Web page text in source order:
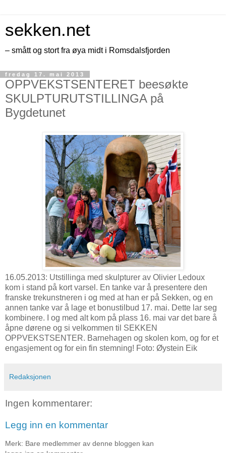
sekken.net
– smått og stort fra øya midt i Romsdalsfjorden
fredag 17. mai 2013
OPPVEKSTSENTERET beesøkte
SKULPTURUTSTILLINGA på
Bygdetunet
16.05.2013: Utstillinga med skulpturer av Olivier Ledoux
kom i stand på kort varsel. En tanke var å presentere den
franske trekunstneren i og med at han er på Sekken, og en
annen tanke var å lage et bonustilbud 17. mai. Dette lar seg
kombinere. I og med alt kom på plass 16. mai var det bare å
åpne dørene og si velkommen til SEKKEN
OPPVEKSTSENTER. Barnehagen og skolen kom, og for et
engasjement og for ein fin stemning! Foto: Øystein Eik
Redaksjonen
Ingen kommentarer:
Legg inn en kommentar
Merk: Bare medlemmer av denne bloggen kan